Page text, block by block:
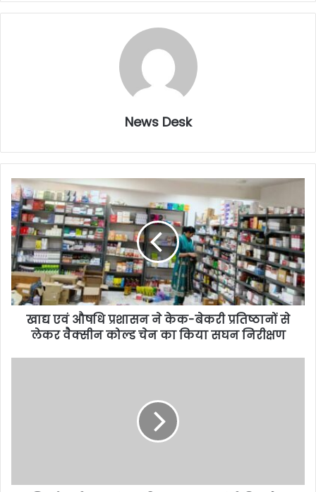
News Desk
खाद्य एवं औषधि प्रशासन ने केक-बेकरी प्रतिष्ठानों से
लेकर वैक्सीन कोल्ड चेन का किया सघन निरीक्षण